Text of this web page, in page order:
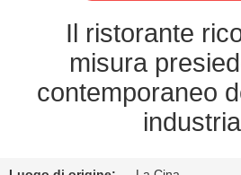
STATIIl ristorante
misura
contemporaneo